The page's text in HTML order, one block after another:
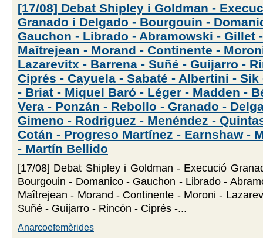
[17/08] Debat Shipley i Goldman -
Granado i Delgado - Bourgouin -
Gauchon - Librado - Abramowski - Gillet -
Maîtrejean - Morand - Continente -
Lazarevitx - Barrena - Suñé - Guijarro -
Ciprés - Cayuela - Sabaté - Albertini -
- Briat - Miquel Baró - Léger - Madden -
Vera - Ponzán - Rebollo - Granado -
Gimeno - Rodriguez - Menéndez -
Cotán - Progreso Martínez - Earnshaw -
- Martín Bellido
[17/08] Debat Shipley i Goldman - Execució
Bourgouin - Domanico - Gauchon - Librado -
Maîtrejean - Morand - Continente - Moroni -
Suñé - Guijarro - Rincón - Ciprés -...
Anarcoefemèrides